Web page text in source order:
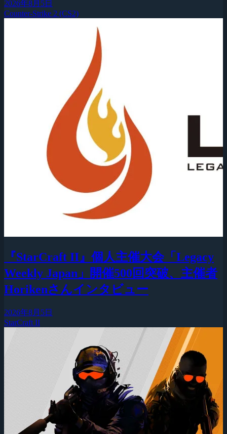
2026年8月5日
Counter-Strike 2 (CS2)
『StarCraft II』個人主催大会「Legacy
Weekly Japan」開催500回突破、主催者
Horikenさんインタビュー
2026年8月5日
StarCraft II